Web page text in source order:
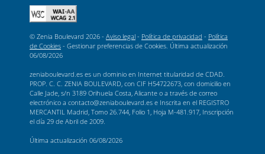
© Zenia Boulevard 2026 - Aviso legal - Política de privacidad - Política
de Cookies - Gestionar preferencias de Cookies . Última actualización
06/08/2026
zeniaboulevard.es es un dominio en Internet titularidad de CDAD.
PROP. C. C. ZENIA BOULEVARD, con CIF H54722673, con domicilio en
Calle Jade, s/n 3189 Orihuela Costa, Alicante o a través de correo
electrónico a contacto@zeniaboulevard.es e Inscrita en el REGISTRO
MERCANTIL Madrid, Tomo 26.744, Folio 1, Hoja M-481.917, Inscripción
el día 29 de Abril de 2009.
Última actualización 06/08/2026